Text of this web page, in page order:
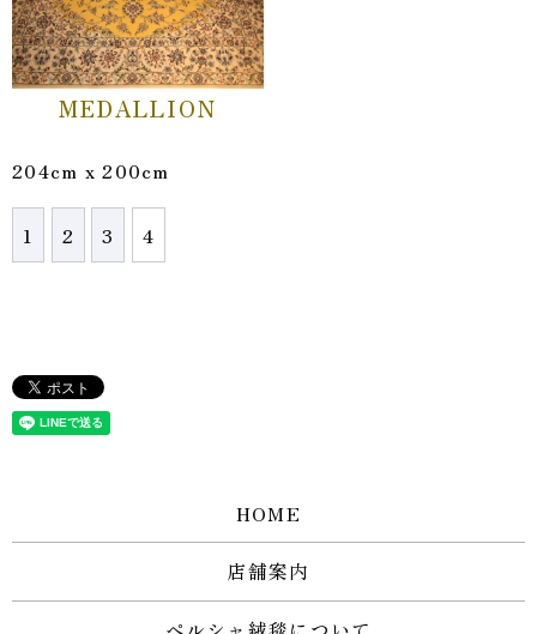
MEDALLION
204cm x 200cm
1 2 3 4
HOME
店舗案内